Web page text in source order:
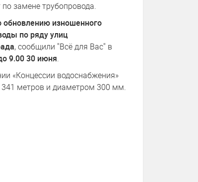
замене трубопровода.
обновлению изношенного
по ряду улиц
, сообщили "Всё для Вас" в
9.00 30 июня.
«Концессии водоснабжения»
341 метров и диаметром 300 мм.